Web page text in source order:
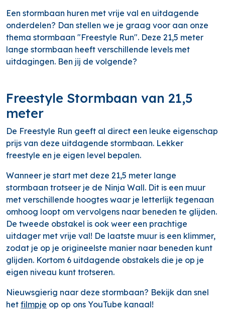
Een stormbaan huren met vrije val en uitdagende
onderdelen? Dan stellen we je graag voor aan onze
thema stormbaan "Freestyle Run". Deze 21,5 meter
lange stormbaan heeft verschillende levels met
uitdagingen. Ben jij de volgende?
Freestyle Stormbaan van 21,5
meter
De Freestyle Run geeft al direct een leuke eigenschap
prijs van deze uitdagende stormbaan. Lekker
freestyle en je eigen level bepalen.
Wanneer je start met deze 21,5 meter lange
stormbaan trotseer je de Ninja Wall. Dit is een muur
met verschillende hoogtes waar je letterlijk tegenaan
omhoog loopt om vervolgens naar beneden te glijden.
De tweede obstakel is ook weer een prachtige
uitdager met vrije val! De laatste muur is een klimmer,
zodat je op je origineelste manier naar beneden kunt
glijden. Kortom 6 uitdagende obstakels die je op je
eigen niveau kunt trotseren.
Nieuwsgierig naar deze stormbaan? Bekijk dan snel
het filmpje op op ons YouTube kanaal!